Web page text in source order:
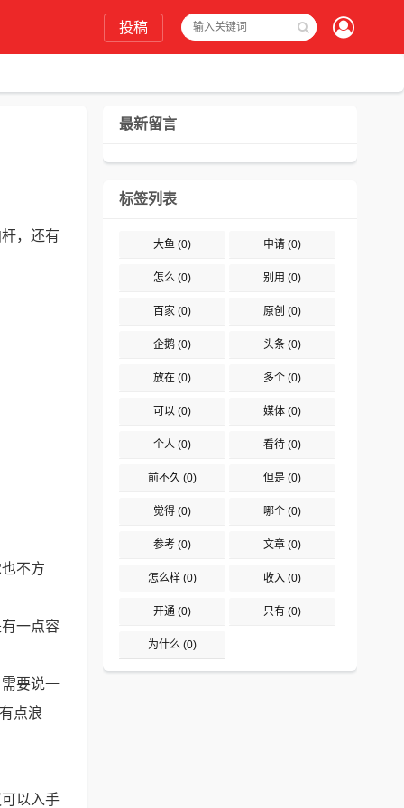
投稿
，还有
不方
一点容
要说一
点浪
以入手
最新留言
标签列表
大鱼 (0) 申请 (0)
怎么 (0) 别用 (0)
百家 (0) 原创 (0)
企鹅 (0) 头条 (0)
放在 (0) 多个 (0)
可以 (0) 媒体 (0)
个人 (0) 看待 (0)
前不久 (0) 但是 (0)
觉得 (0) 哪个 (0)
参考 (0) 文章 (0)
怎么样 (0) 收入 (0)
开通 (0) 只有 (0)
为什么 (0)